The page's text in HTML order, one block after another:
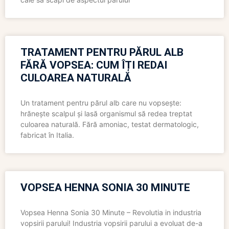
TRATAMENT PENTRU PĂRUL ALB
FĂRĂ VOPSEA: CUM ÎȚI REDAI
CULOAREA NATURALĂ
Un tratament pentru părul alb care nu vopsește:
hrănește scalpul și lasă organismul să redea treptat
culoarea naturală. Fără amoniac, testat dermatologic,
fabricat în Italia.
VOPSEA HENNA SONIA 30 MINUTE
Vopsea Henna Sonia 30 Minute – Revolutia in industria
vopsirii parului! Industria vopsirii parului a evoluat de-a